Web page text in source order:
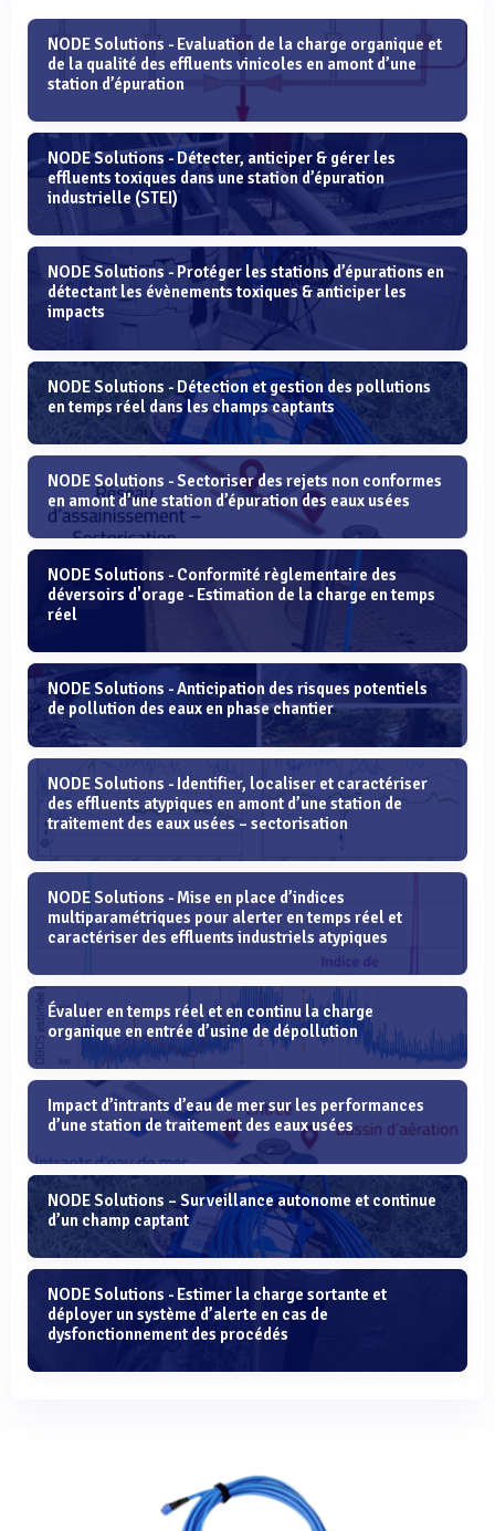
NODE Solutions - Evaluation de la charge organique et
de la qualité des effluents vinicoles en amont d’une
station d’épuration
NODE Solutions - Détecter, anticiper & gérer les
effluents toxiques dans une station d’épuration
industrielle (STEI)
NODE Solutions - Protéger les stations d’épurations en
détectant les évènements toxiques & anticiper les
impacts
NODE Solutions - Détection et gestion des pollutions
en temps réel dans les champs captants
NODE Solutions - Sectoriser des rejets non conformes
en amont d’une station d’épuration des eaux usées
NODE Solutions - Conformité règlementaire des
déversoirs d'orage - Estimation de la charge en temps
réel
NODE Solutions - Anticipation des risques potentiels
de pollution des eaux en phase chantier
NODE Solutions - Identifier, localiser et caractériser
des effluents atypiques en amont d’une station de
traitement des eaux usées – sectorisation
NODE Solutions - Mise en place d’indices
multiparamétriques pour alerter en temps réel et
caractériser des effluents industriels atypiques
Évaluer en temps réel et en continu la charge
organique en entrée d’usine de dépollution
Impact d’intrants d’eau de mer sur les performances
d’une station de traitement des eaux usées
NODE Solutions – Surveillance autonome et continue
d’un champ captant
NODE Solutions - Estimer la charge sortante et
déployer un système d’alerte en cas de
dysfonctionnement des procédés